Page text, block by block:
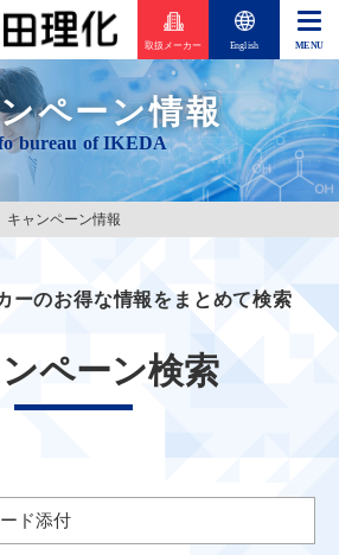
取扱メーカー English
ペーン情報
キャンペーン情報
ーのお得な情報をまとめて検索
ペーン検索